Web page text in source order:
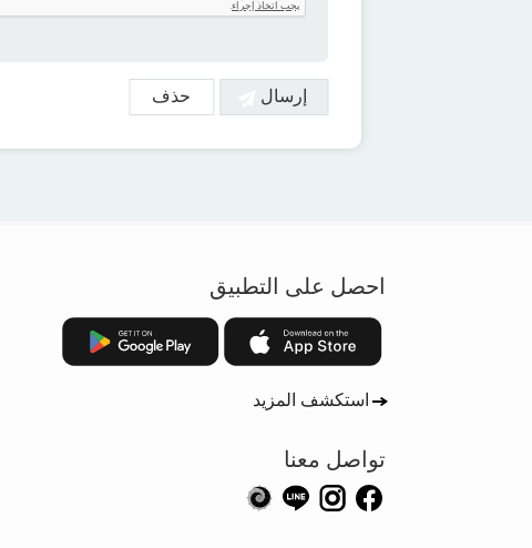
احصل على التطبيق
استكشف المزيد
تواصل معنا